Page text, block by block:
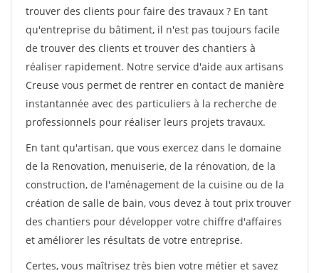
trouver des clients pour faire des travaux ? En tant
qu'entreprise du bâtiment, il n'est pas toujours facile
de trouver des clients et trouver des chantiers à
réaliser rapidement. Notre service d'aide aux artisans
Creuse vous permet de rentrer en contact de manière
instantannée avec des particuliers à la recherche de
professionnels pour réaliser leurs projets travaux.
En tant qu'artisan, que vous exercez dans le domaine
de la Renovation, menuiserie, de la rénovation, de la
construction, de l'aménagement de la cuisine ou de la
création de salle de bain, vous devez à tout prix trouver
des chantiers pour développer votre chiffre d'affaires
et améliorer les résultats de votre entreprise.
Certes, vous maîtrisez très bien votre métier et savez